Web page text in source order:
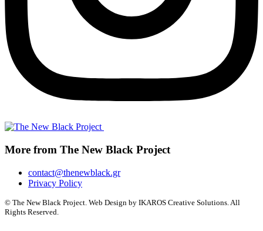
More from The New Black Project
contact@thenewblack.gr
Privacy Policy
© The New Black Project. Web Design by IKAROS Creative Solutions. All
Rights Reserved.